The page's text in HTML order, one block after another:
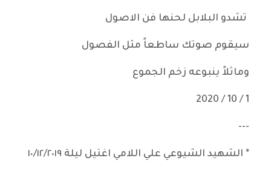
تشدو البلابل لحنها فن الاصول
سيقوم صوتك ساطعاً مثل الفصول
وماثلاً ينبوعه زخم الجموع
1 / 10 / 2020
---
* الشهيد الشيوعي علي اللامي اغتيل ليلة ١٠/١٢/٢٠١٩